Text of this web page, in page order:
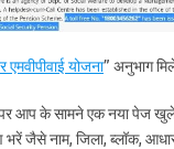
एमवीपीवाई योजना” अनुभाग
आप के सामने एक नया पेज
जैसे नाम, जिला, ब्लॉक,